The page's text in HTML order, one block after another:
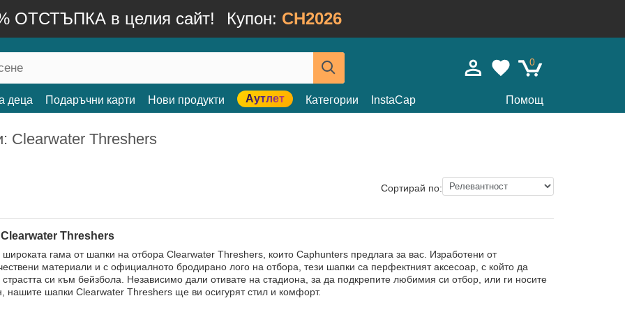
ОТСТЪПКА в целия сайт! Купон: CH2026
0
деца Подаръчни карти Нови продукти Аутлет Категории InstaCap Помощ
Clearwater Threshers
Сортирай по:
Threshers
широката гама от шапки на отбора Clearwater Threshers, които Caphunters предлага за вас. Изработени от
материали и с официалното бродирано лого на отбора, тези шапки са перфектният аксесоар, с който да
страстта си към бейзбола. Независимо дали отивате на стадиона, за да подкрепите любимия си отбор, или ги носите
нашите шапки Clearwater Threshers ще ви осигурят стил и комфорт.